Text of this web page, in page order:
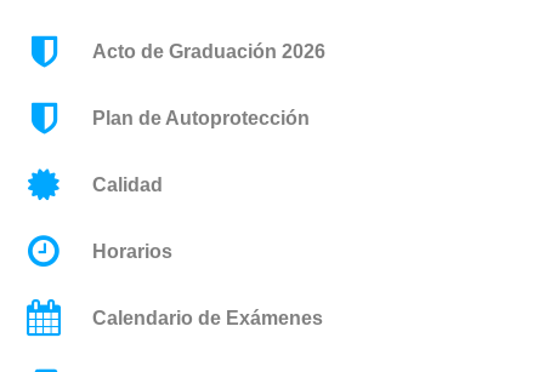
Acto de Graduación 2026
Plan de Autoprotección
Calidad
Horarios
Calendario de Exámenes